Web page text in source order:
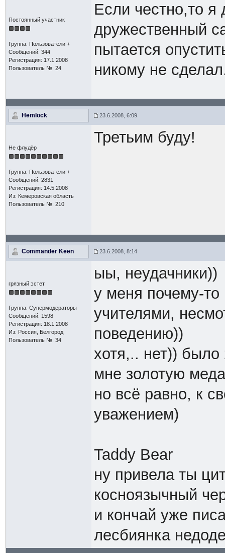
Постоянный участник
Группа: Пользователи +
Сообщений: 344
Регистрация: 17.1.2008
Пользователь №: 24
Если честно,то я
дружественный
пытается
никому не
Hemlock 23.6.2008, 6:09
Не флудёр
Группа: Пользователи +
Сообщений: 2831
Регистрация: 14.5.2008
Из: Кемеровская область
Пользователь №: 210
Третьим буду!
Commander Keen 23.6.2008, 8:14
грязный эстет
Группа: Супермодераторы
Сообщений: 1598
Регистрация: 18.1.2008
Из: Россия, Белгород
Пользователь №: 34
ыы, неудачники))
у меня почему-
учителями,
поведению))
хотя,.. нет))
мне золотую
но всё равно, к
уважением)
Taddy Bear
ну привела ты
косноязычный
и кончай уже
лесбиянка